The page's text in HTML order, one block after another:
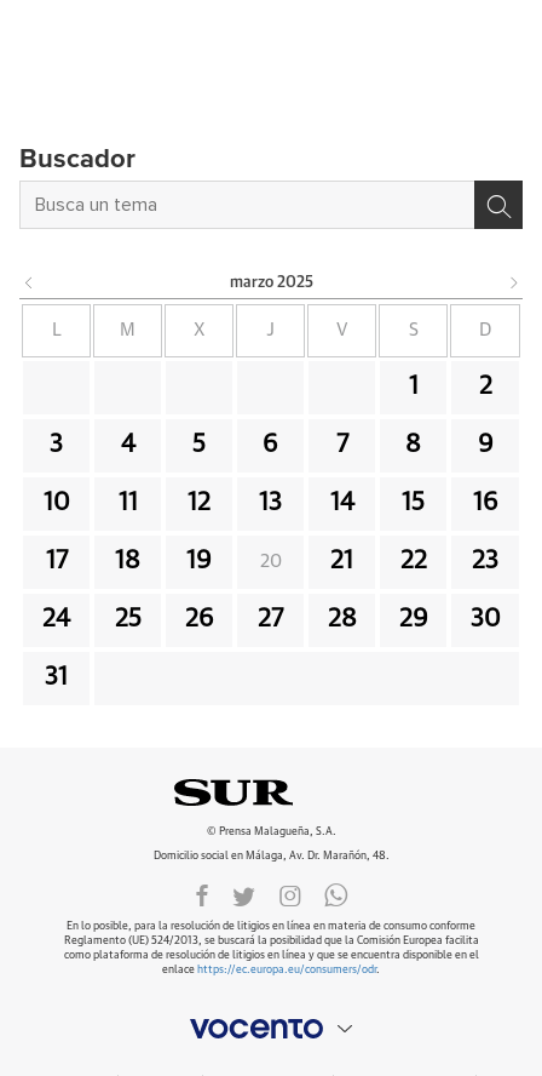
Buscador
marzo 2025
L M X J V S D
1 2
3 4 5 6 7 8 9
10 11 12 13 14 15 16
17 18 19 20 21 22 23
24 25 26 27 28 29 30
31
© Prensa Malagueña, S.A.
Domicilio social en Málaga, Av. Dr. Marañón, 48.
En lo posible, para la resolución de litigios en línea en materia de consumo conforme
Reglamento (UE) 524/2013, se buscará la posibilidad que la Comisión Europea facilita
como plataforma de resolución de litigios en línea y que se encuentra disponible en el
enlace https://ec.europa.eu/consumers/odr.